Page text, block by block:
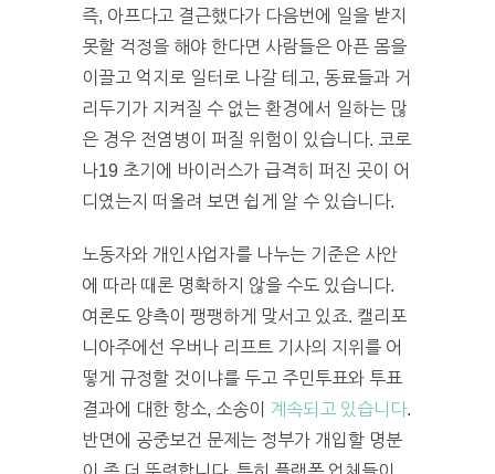
즉, 아프다고 결근했다가 다음번에 일을 받지
못할 걱정을 해야 한다면 사람들은 아픈 몸을
이끌고 억지로 일터로 나갈 테고, 동료들과 거
리두기가 지켜질 수 없는 환경에서 일하는 많
은 경우 전염병이 퍼질 위험이 있습니다. 코로
나19 초기에 바이러스가 급격히 퍼진 곳이 어
디였는지 떠올려 보면 쉽게 알 수 있습니다.
노동자와 개인사업자를 나누는 기준은 사안
에 따라 때론 명확하지 않을 수도 있습니다.
여론도 양측이 팽팽하게 맞서고 있죠. 캘리포
니아주에선 우버나 리프트 기사의 지위를 어
떻게 규정할 것이냐를 두고 주민투표와 투표
결과에 대한 항소, 소송이 계속되고 있습니다.
반면에 공중보건 문제는 정부가 개입할 명분